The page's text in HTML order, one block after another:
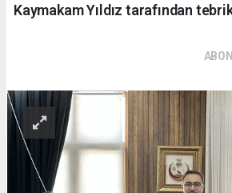
Kaymakam Yıldız tarafından